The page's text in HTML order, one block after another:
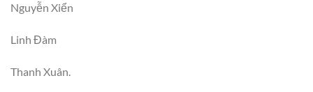
Nguyễn Xiển
Linh Đàm
Thanh Xuân.